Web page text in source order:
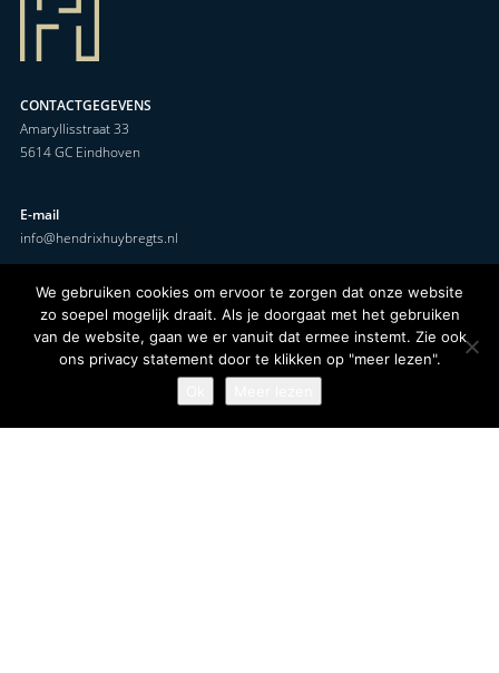
CONTACTGEGEVENS
Amaryllisstraat 33
5614 GC Eindhoven
E-mail
info@hendrixhuybregts.nl
Telefoon
Vast:+31 (0)40 – 29 31 350
Whatsapp: +31 (0)6 – 170 341 73
AANMELDEN NIEUWSBRIEF
We gebruiken cookies om ervoor te zorgen dat onze website
zo soepel mogelijk draait. Als je doorgaat met het gebruiken
van de website, gaan we er vanuit dat ermee instemt. Zie ook
ons privacy statement door te klikken op "meer lezen".